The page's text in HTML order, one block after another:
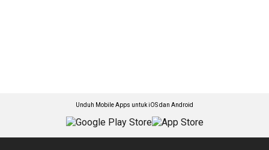
Unduh Mobile Apps untuk iOS dan Android